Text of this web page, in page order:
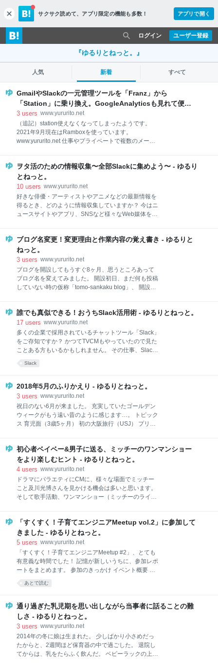
c
l
o
s
サクサク読めて、 アプリ限定の機能も多数！ アプリで開く
ユーザー登録
ログイン
『ゆるりとねっと。』
人気 新着 すべて
GmailやSlackの一元管理ツールを「Franz」から
「Station」に乗り換え。GoogleAnalyticsも見れて便
利！ - ゆるりとねっと。
3 users www.yururito.net
（追記）station使えなくなってしまったようです。
2021年9月現在はRamboxを使っています。
www.yururito.net 仕事やプライベートで複数のメール
複数のWebサービスを一元管理できるツールを使うと
とても便利です。ブラウザのタブ切り替えの如く、ス
ムーズに未読チェックができます。 私は長らく
「Franz」を使っていましたが、最近「Station」とい
う同様のツールに乗り換えました。今回はこれらのツ
ールについて紹介します。 複数Webサービスの一元管
あるサービスがパッと見でわかる Franz Station Franz
からStationに乗り換えてよかったこと より多くのサ
ヲタ活のための情報収集〜全部Slackに集めよう〜 - ゆるり
とねっと。
10 users www.yururito.net
好きな俳優・アーティストやアニメなどの最新情報を
得るとき、どのように情報収集していますか？ 今はニ
ュースサイトやアプリ、SNSなど様々なWeb媒体を通
いかず、 推しの活動が活発すぎて追いきれず、興味あ
る情報を取りこぼす 推しの活動が静かすぎて、久々に
出た情報を見逃してしまう といった悲しい事態も引き
起こしがちです。。 そこで今回は、私が普段愛用して
いるSlackを使った情報収集方法を紹介します。 Slack
Slack Technologies, Inc.無料posted withアプリーチ ち
w）。 森田剛（V6） 及川光博（アーティスト、俳優）
美少女戦士セーラームーンシリーズ 少女革命ウテナ
ブログ名変更！変更理由と作業内容の覚え書き - ゆるりと
ねっと。
3 users www.yururito.net
ブログを開設してもうすぐ8ヶ月、思うところあって
ブログ名を変えてみました。 開設初日、まだ何も投稿
していない時の仮称「tomo-sankaku blog」、 開設後
うわけで厳密には2度目の変更になります。 これでド
メイン名とも一致するようになりました。 今回はブロ
グ名を変えた理由と、変えるときにやったことをメモ
しておきます。 ブログ名変更の理由 ブログ名に縛られ
ない記事作りがしたかった 自分が「ゆるキャリ」なの
新しいブログ名決め タイトル画像作成 変更箇所の確認
名変更 GoogleAnalytics、各種ASPのサイト名変更 変
えてみて ブログ名変更の理由 ブログ名に縛られない記
誰でも真似できる！おうちSlack活用術 - ゆるりとねっと。
17 users www.yururito.net
多くの企業で採用されているチャットツール「Slack」
をご存知ですか？ かつてTVCMもやっていたので見た
ことある方もいるかもしれません。 その仕事、Slack
用としてもSlackを使っています。 Slack Slack
Technologies, Inc.無料posted withアプリーチ 仕事に
おけるSlackの活用方法はググるとたくさん出てくるの
で割愛して、今回はプライベート利用として家族(ある
いは個人)で使えるSlack活用方法を紹介したいと思い
の？ LINEとどう違うの？ なんか難しそう… 我が家で
の使い方 チャット的用途
Slack
2018年5月のふりかえり - ゆるりとねっと。
3 users www.yururito.net
祝日のない6月が来ました。 充実していたゴールデン
ウィークがもう遠い昔のように感じます…。 トピック
ス 育児面（3歳5ヶ月） 初の大阪旅行（USJ） プリキ
職を手放す決意 趣味・その他 ミッチーのプレイリスト
作りにハマる ブログカテゴリ整理 ライフログ 今月の
上位PV記事ベスト3*1 第3位 初心者ベイベー&男子に
送る、ミッチーのワンマンショーをより楽しむヒント
第2位 ハグプリ14話時点の謎と考察①：4人目は誰
か？ 第1位 ヒーローライブスペシャル2018初日レ
（USJ） 直前まで行くつもりなかったのですが、半ば
勢いでGWの大阪旅行が決定。それならばと、私と娘
が好きなセーラームーン
初心者ベイベー&男子に送る、ミッチーのワンマンショー
をより楽しむヒント - ゆるりとねっと。
4 users www.yururito.net
ドラマにバラエティにCMに、様々な場面でミッチー
こと及川光博さんを見かける機会は多いと思います。
そして歌手活動、ワンマンショー（ミッチーのライブ
私の周りで3名の初心者ベイベー&男子(初めてミッチ
ーのライブに参加する人のこと)が誕生し、ともにツア
ー参加することになりました。これまでずっと単独か
母との参加だったので、こうして新規ファンが増えて
いくのは嬉しい限りです。(そして、3名とも2019年の
ツアーに参戦表明しています！) というわけで、初心
むためのヒント」をまとめてみます。 ジャニーズや他
ので、この記事が予習の一助となれば幸いです。 初心
者ベイベーではないけれど、ミッチーのライブは少し
気になって
「すくすく！子育てエンジニアMeetup vol.2」に参加して
きました - ゆるりとねっと。
5 users www.yururito.net
「すくすく！子育てエンジニアMeetup #2」、とても
有意義な時間でした！ 記憶が新しいうちに、参加レポ
ートをまとめます。 参加のきっかけ イベント概要 通
常より早い時間設定 ノンアルコール、食事なし 参加者
の男女比 発表内容 挨拶＆スポンサーセッション リク
(1)：tebasakiさん：育児 × 在宅勤務のTips 発表枠
(2)：tamadonさん：子育てエンジニアを支える技術 発
表枠(3)：tknzkさん：子育てをはじめて2.5年の振り返
したい～ 発表枠(4)：kohei_tabataさん：動線改善で家
庭内のストレスを軽減した話 発表枠(5)：Hikoharu06
さん：保活問題についての取り組み紹介 発表枠(6)：
あとで読む
通り過ぎた乳児期を思い出しながら当事者に話ることの難
しさ - ゆるりとねっと。
3 users www.yururito.net
2014年の冬に娘は生まれた。 少しばかり小さめだっ
たからと、2週間ほど保育器の中で過ごした。 退院し
てからは、乳をたらふく飲んだ。 ベビーラックの上で